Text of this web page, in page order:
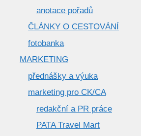
anotace pořadů
ČLÁNKY O CESTOVÁNÍ
fotobanka
MARKETING
přednášky a výuka
marketing pro CK/CA
redakční a PR práce
PATA Travel Mart